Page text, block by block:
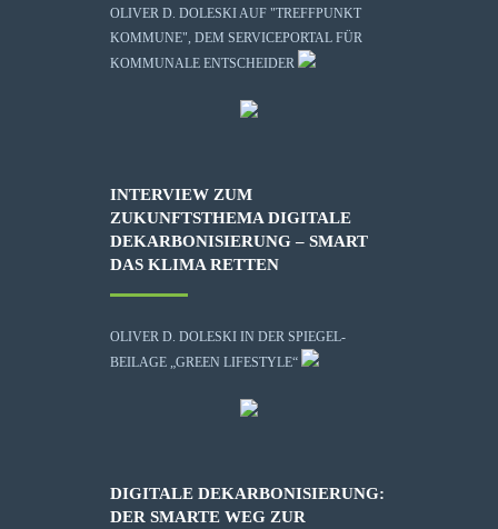
OLIVER D. DOLESKI AUF "TREFFPUNKT
KOMMUNE", DEM SERVICEPORTAL FÜR
KOMMUNALE ENTSCHEIDER
INTERVIEW ZUM
ZUKUNFTSTHEMA DIGITALE
DEKARBONISIERUNG – SMART
DAS KLIMA RETTEN
OLIVER D. DOLESKI IN DER SPIEGEL-
BEILAGE „GREEN LIFESTYLE“
DIGITALE DEKARBONISIERUNG:
DER SMARTE WEG ZUR